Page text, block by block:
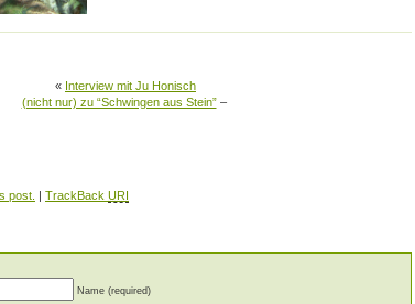
« Interview mit Ju Honisch
(nicht nur) zu “Schwingen aus Stein”–
post. | TrackBack URI
Name (required)